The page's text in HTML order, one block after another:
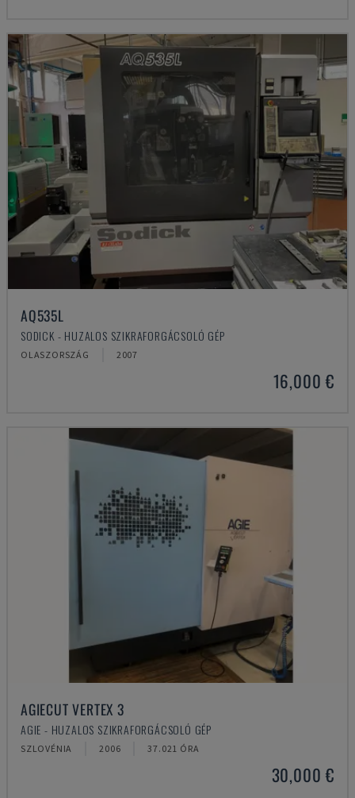
AQ535L
SODICK - HUZALOS SZIKRAFORGÁCSOLÓ GÉP
OLASZORSZÁG 2007
16,000 €
AGIECUT VERTEX 3
AGIE - HUZALOS SZIKRAFORGÁCSOLÓ GÉP
SZLOVÉNIA 2006 37.021 ÓRA
30,000 €